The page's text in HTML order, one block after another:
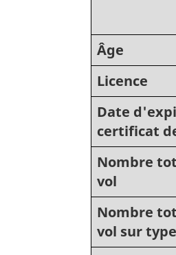
Âge
Licence
Date
certificat
Nombre
vol
Nombre
vol sur